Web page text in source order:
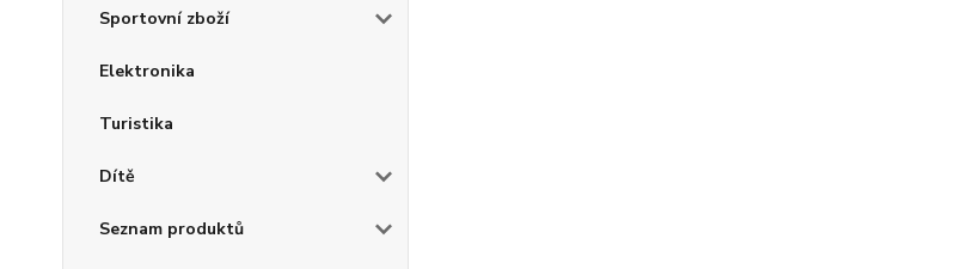
Sportovní zboží
Elektronika
Turistika
Dítě
Seznam produktů